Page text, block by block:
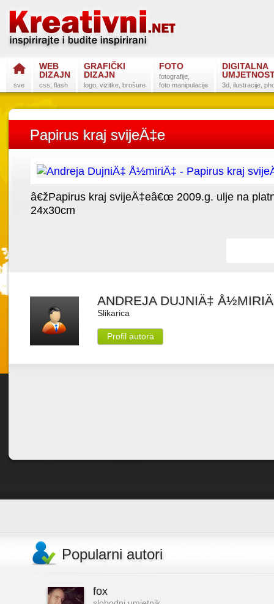
sve
WEB
DIZAJN
css, flash
GRAFIČKI
DIZAJN
logo, vizitke, brošure
FOTO
fotografije,
foto manipulacije
DIGITALNA
3d, ilustracije,
Papirus kraj svijeÄ‡e
â€žPapirus kraj svijeÄ‡eâ€œ 2009.g. ulje na
24x30cm
Favorit
ANDREJA DUJNIÄ‡
Slikarica
Profil autora
Popularni autori
fox